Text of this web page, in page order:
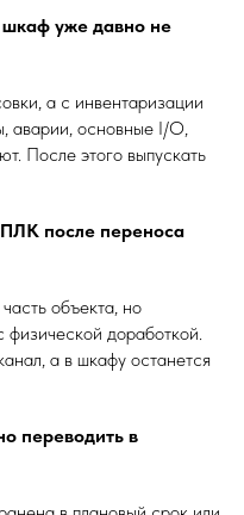
шкаф уже давно не
а с инвентаризации
аварии, основные I/O,
После этого выпускать
после переноса
объекта, но
физической доработкой.
а в шкафу останется
переводить в